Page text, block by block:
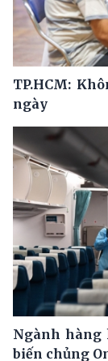
TP.HCM:
ngày
Ngành hàng
biến chủng